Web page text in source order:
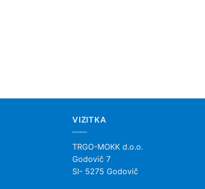
VIZITKA
TRGO-MOKK d.o.o.
Godovič 7
SI- 5275 Godovič